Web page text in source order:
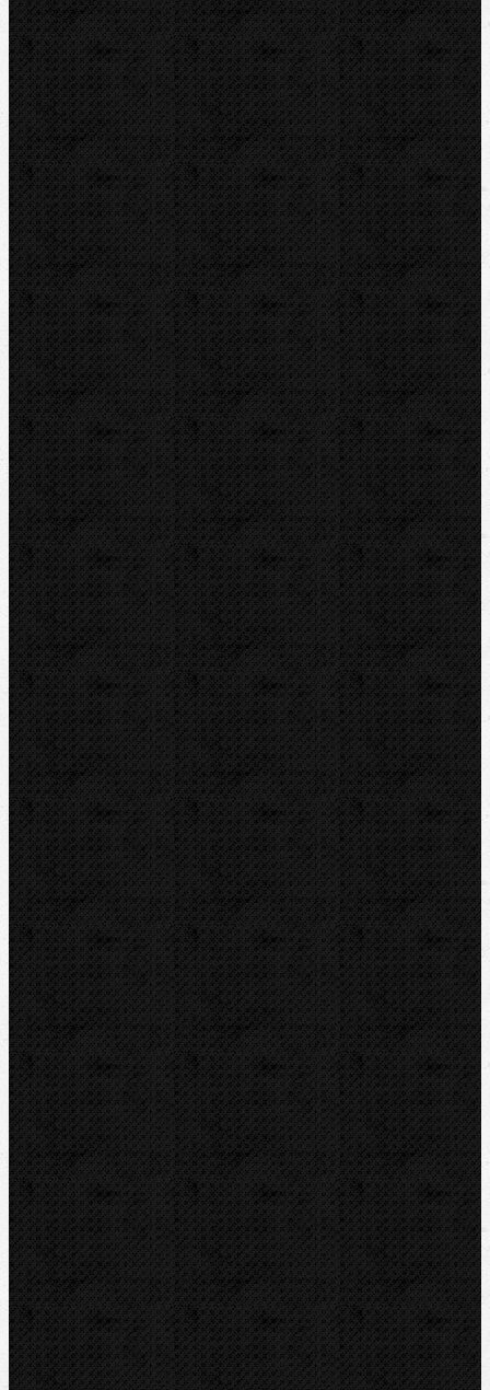
LEISTER
CBC
KEMPER
Guilbert EXPRESS
ZENTEN
DYTRON
KNIPEX
LOXEAL
REED
HEUER
IRWIN
RYOBI
Kontakt
NIPO Tools s.r.o
Lipová 7
CZ-763 26 LUHAČOVICE
Telefon obj.:
602 719 020
Telefon fakt.:
608 719 020
E-mail:
nipo@nipo.cz
Platební brána GOPAY